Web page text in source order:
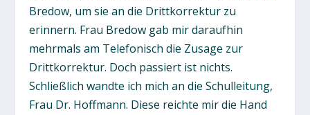
Bredow, um sie an die Drittkorrektur zu
erinnern. Frau Bredow gab mir daraufhin
mehrmals am Telefonisch die Zusage zur
Drittkorrektur. Doch passiert ist nichts.
Schließlich wandte ich mich an die Schulleitung,
Frau Dr. Hoffmann. Diese reichte mir die Hand